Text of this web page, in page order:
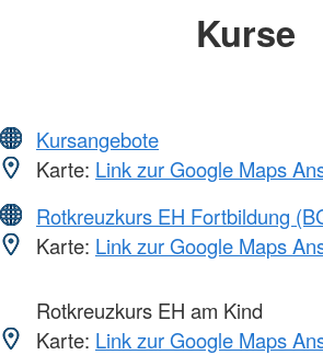
Kurse
Kursangebote
Karte: Link zur Google Maps
Rotkreuzkurs EH Fortbildung
Karte: Link zur Google Maps
Rotkreuzkurs EH am Kind
Karte: Link zur Google Maps